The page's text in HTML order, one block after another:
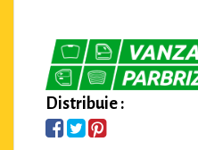
Distribuie :